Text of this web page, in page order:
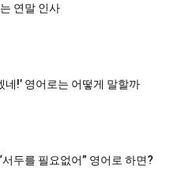
연말 인사
네!’ 영어로는 어떻게 말할까
서두를 필요없어” 영어로 하면?